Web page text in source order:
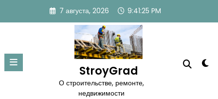
содержимому
7 августа, 2026 9:41:26 PM
StroyGrad
О строительстве, ремонте,
недвижимости